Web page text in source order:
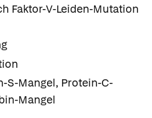
Faktor-V-Leiden-Mutation
S-Mangel, Protein-C-
Mangel